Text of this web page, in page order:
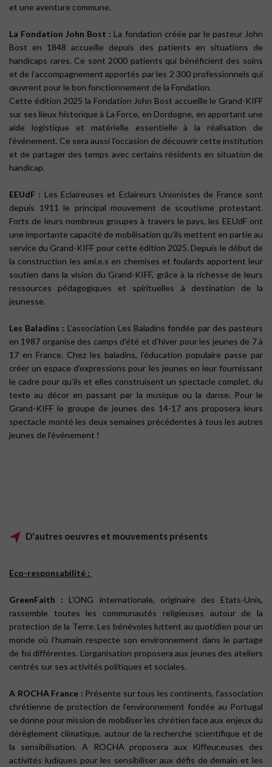
et une aventure commune.
La Fondation John Bost : La fondation créée par le pasteur John
Bost en 1848 accueille depuis des patients en situations de
handicaps rares. Ce sont 2000 patients qui bénéficient des soins
et de l’accompagnement apportés par les 2 300 professionnels qui
œuvrent pour le bon fonctionnement de la Fondation.
Cette édition 2025 la Fondation John Bost accueille le Grand-KIFF
sur ses lieux historique à La Force, en Dordogne, en apportant une
aide logistique et matérielle essentielle à la réalisation de
l’événement. Ce sera aussi l’occasion de découvrir cette institution
et de partager des temps avec certains résidents en situation de
handicap.
EEUdF : Les Eclaireuses et Eclaireurs Unionistes de France sont
depuis 1911 le principal mouvement de scoutisme protestant.
Forts de leurs nombreux groupes à travers le pays, les EEUdF ont
une importante capacité de mobilisation qu’ils mettent en partie au
service du Grand-KIFF pour cette édition 2025. Depuis le début de
la construction les ami.e.s en chemises et foulards apportent leur
soutien dans la vision du Grand-KIFF, grâce à la richesse de leurs
ressources pédagogiques et spirituelles à destination de la
jeunesse.
Les Baladins : L’association Les Baladins fondée par des pasteurs
en 1987 organise des camps d’été et d’hiver pour les jeunes de 7 à
17 en France. Chez les baladins, l’éducation populaire passe par
créer un espace d’expressions pour les jeunes en leur fournissant
le cadre pour qu’ils et elles construisent un spectacle complet, du
texte au décor en passant par la musique ou la danse. Pour le
Grand-KIFF le groupe de jeunes des 14-17 ans proposera leurs
spectacle monté les deux semaines précédentes à tous les autres
jeunes de l’événement !
D'autres oeuvres et mouvements présents
Eco-responsabilité :
GreenFaith : L’ONG internationale, originaire des Etats-Unis,
rassemble toutes les communautés religieuses autour de la
protection de la Terre. Les bénévoles luttent au quotidien pour un
monde où l’humain respecte son environnement dans le partage
de foi différentes. L’organisation proposera aux jeunes des ateliers
centrés sur ses activités politiques et sociales.
A ROCHA France : Présente sur tous les continents, l’association
chrétienne de protection de l’environnement fondée au Portugal
se donne pour mission de mobiliser les chrétien face aux enjeux du
dérèglement climatique, autour de la recherche scientifique et de
la sensibilisation. A ROCHA proposera aux Kiffeur.euses des
activités ludiques pour les sensibiliser aux défis de demain et les